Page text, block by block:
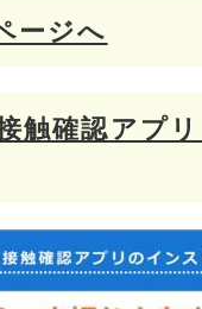
ージへ
触確認アプ